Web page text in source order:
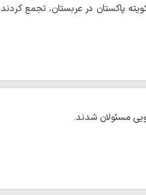
پاکستان در عربستان، تجمع کردند
مسئولان شدند.